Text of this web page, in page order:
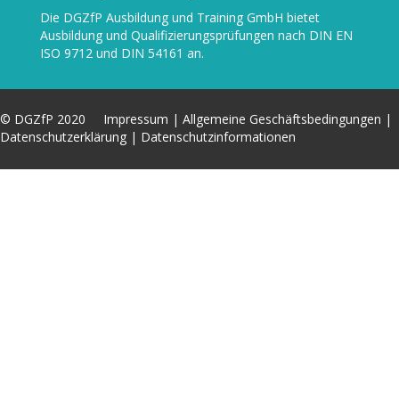
Die DGZfP Ausbildung und Training GmbH bietet
Ausbildung und Qualifizierungsprüfungen nach DIN EN
ISO 9712 und DIN 54161 an.
© DGZfP 2020 Impressum | Allgemeine Geschäftsbedingungen |
Datenschutzerklärung | Datenschutzinformationen